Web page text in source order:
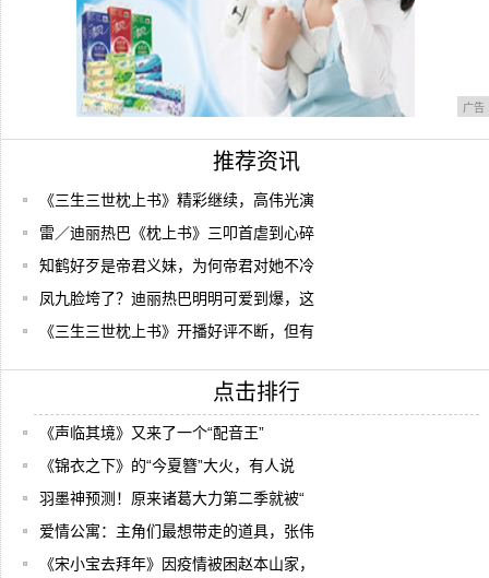
广告
推荐资讯
《三生三世枕上书》精彩继续，高伟光演
雷／迪丽热巴《枕上书》三叩首虐到心碎
知鹤好歹是帝君义妹，为何帝君对她不冷
凤九脸垮了？迪丽热巴明明可爱到爆，这
《三生三世枕上书》开播好评不断，但有
点击排行
《声临其境》又来了一个“配音王”
《锦衣之下》的“今夏簪”大火，有人说
羽墨神预测！原来诸葛大力第二季就被“
爱情公寓：主角们最想带走的道具，张伟
《宋小宝去拜年》因疫情被困赵本山家，